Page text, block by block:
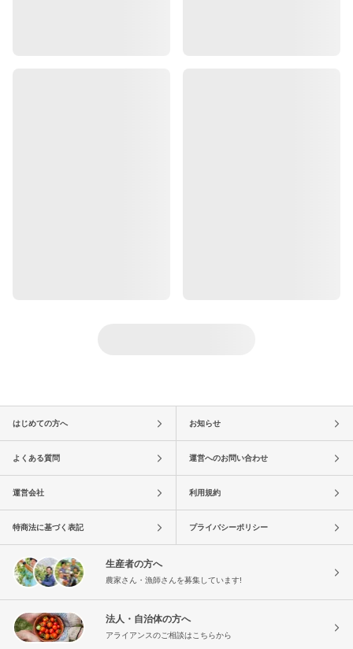
はじめての方へ お知らせ
よくある質問 運営へのお問い合わせ
運営会社 利用規約
特商法に基づく表記 プライバシーポリシー
生産者の方へ
農家さん・漁師さんを募集しています!
法人・自治体の方へ
アライアンスのご相談はこちらから